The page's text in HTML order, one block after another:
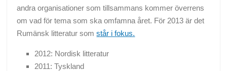
andra organisationer som tillsammans kommer överrens
om vad för tema som ska omfamna året. För 2013 är det
Rumänsk litteratur somstår i fokus.
2012: Nordisk litteratur
2011: Tyskland